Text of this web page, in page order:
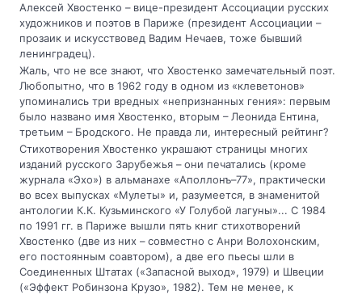
Алексей Хвостенко – вице-президент Ассоциации русских
художников и поэтов в Париже (президент Ассоциации –
прозаик и искусствовед Вадим Нечаев, тоже бывший
ленинградец).
Жаль, что не все знают, что Хвостенко замечательный поэт.
Любопытно, что в 1962 году в одном из «клеветонов»
упоминались три вредных «непризнанных гения»: первым
было названо имя Хвостенко, вторым – Леонида Ентина,
третьим – Бродского. Не правда ли, интересный рейтинг?
Стихотворения Хвостенко украшают страницы многих
изданий русского Зарубежья – они печатались (кроме
журнала «Эхо») в альманахе «Аполлонъ–77», практически
во всех выпусках «Мулеты» и, разумеется, в знаменитой
антологии К.К. Кузьминского «У Голубой лагуны»... С 1984
по 1991 гг. в Париже вышли пять книг стихотворений
Хвостенко (две из них – совместно с Анри Волохонским,
его постоянным соавтором), а две его пьесы шли в
Соединенных Штатах («Запасной выход», 1979) и Швеции
(«Эффект Робинзона Крузо», 1982). Тем не менее, к